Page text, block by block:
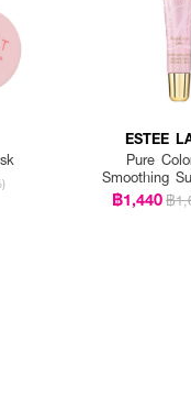
ESTEE
Pure
Smoothing
฿1,440฿